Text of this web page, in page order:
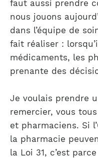
faut aussi prendre
nous jouons
dans l’équipe de
fait réaliser :
médicaments, les
prenante des
Je voulais prendre
remercier, vous
et pharmaciens. Si
la pharmacie
la Loi 31, c’est